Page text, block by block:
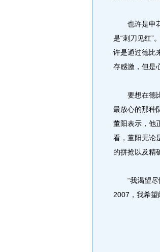
也许是申花
是“刺刀见红”
许是通过德比
存感激，但是
要想在德比
最放心的那种
董阳表示，他
看，董阳无论
的拼抢以及精
“我渴望尽快
2007，我希望